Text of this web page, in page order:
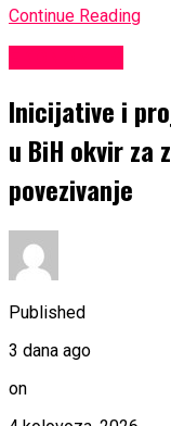
Continue Reading
Inicijative i
u BiH okvir za
povezivanje
Published
3 dana ago
on